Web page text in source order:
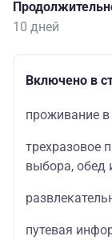
10 дней
Включено в
проживание
трехразовое
выбора, обед
путевая